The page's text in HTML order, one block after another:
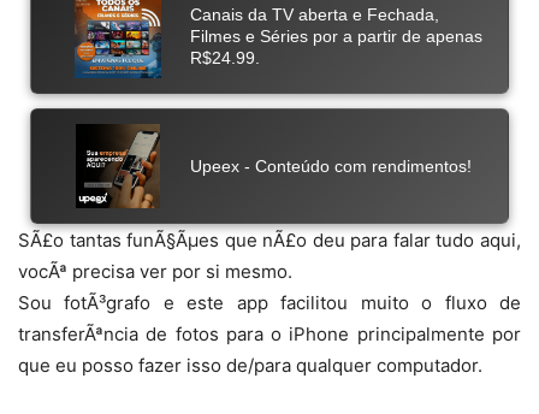
SÃ£o tantas funÃ§Ãµes que nÃ£o deu para falar tudo aqui,
vocÃª precisa ver por si mesmo.
Sou fotÃ³grafo e este app facilitou muito o fluxo de
transferÃªncia de fotos para o iPhone principalmente por
que eu posso fazer isso de/para qualquer computador.